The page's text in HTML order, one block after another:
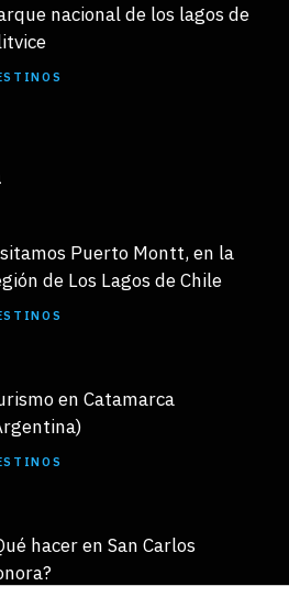
nacional de los lagos de
Puerto Montt, en la
de Los Lagos de Chile
en Catamarca
hacer en San Carlos